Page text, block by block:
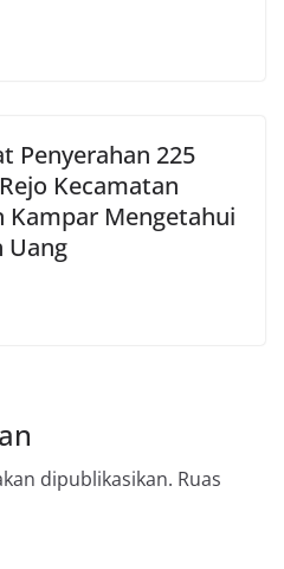
Penyerahan 225
Kecamatan
Kampar Mengetahui
Uang
dipublikasikan. Ruas